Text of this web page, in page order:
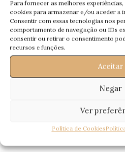
Para fornecer as melhores
cookies para armazenar e/ou aceder a
Consentir com essas tecnologias nos
comportamento de navegação ou IDs
consentir ou retirar o consentimento
recursos e funções.
Aceitar
Negar
Ver
Política de Cookies
Lua Minguante de 9
Aquário — Ritual de